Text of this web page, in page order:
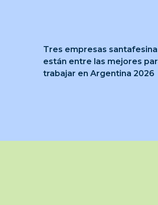
Tres empresas
están entre las mejores
trabajar en Argentina 2026